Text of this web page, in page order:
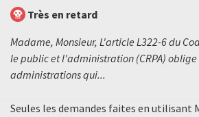
Très en retard
Madame, Monsieur, L'article L322-6 du
le public et l'administration (CRPA) oblige
administrations qui...
Seules les demandes faites en utilisant